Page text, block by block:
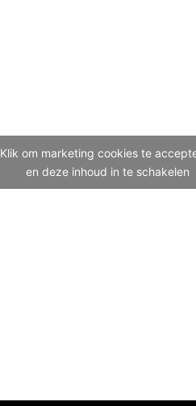
Klik om marketing cookies te
en deze inhoud in te schakelen